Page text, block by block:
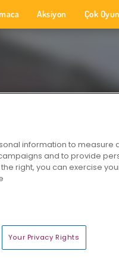
Aksiyon Çok
information to measure
and to provide
right, you can exercise
Your Privacy Rights